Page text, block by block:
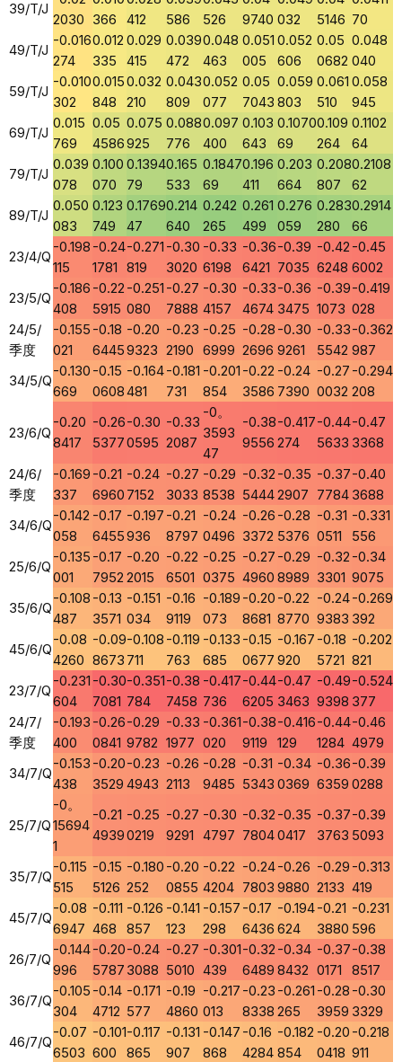
39/T/J
2030 366
412
586
526
9740 032
5146 70
49/T/J
-0.016
274
0.012
335
0.029
415
0.039
472
0.048
463
0.051
005
0.052
606
0.05
0682
0.048
040
59/T/J
-0.010
302
0.015
848
0.032
210
0.043
809
0.052
077
0.05
7043
0.059
803
0.061
510
0.058
945
69/T/J
0.015
769
0.05
4586
0.075
925
0.088
776
0.097
400
0.103
643
0.1070
69
0.109
264
0.1102
64
79/T/J
0.039
078
0.100
070
0.1394
79
0.165
533
0.1847
69
0.196
411
0.203
664
0.208
807
0.2108
62
89/T/J
0.050
083
0.123
749
0.1769
47
0.214
640
0.242
265
0.261
499
0.276
059
0.283
280
0.2914
66
23/4/Q
-0.198
115
-0.24
1781
-0.271
819
-0.30
3020
-0.33
6198
-0.36
6421
-0.39
7035
-0.42
6248
-0.45
6002
23/5/Q
-0.186
408
-0.22
5915
-0.251
080
-0.27
7888
-0.30
4157
-0.33
4674
-0.36
3475
-0.39
1073
-0.419
028
24/5/
季度
-0.155
021
-0.18
6445
-0.20
9323
-0.23
2190
-0.25
6999
-0.28
2696
-0.30
9261
-0.33
5542
-0.362
987
34/5/Q
-0.130
669
-0.15
0608
-0.164
481
-0.181
731
-0.201
854
-0.22
3586
-0.24
7390
-0.27
0032
-0.294
208
23/6/Q
-0.20
8417
-0.26
5377
-0.30
0595
-0.33
2087
-0。
3593
47
-0.38
9556
-0.417
274
-0.44
5633
-0.47
3368
24/6/
季度
-0.169
337
-0.21
6960
-0.24
7152
-0.27
3033
-0.29
8538
-0.32
5444
-0.35
2907
-0.37
7784
-0.40
3688
34/6/Q
-0.142
058
-0.17
6455
-0.197
936
-0.21
8797
-0.24
0496
-0.26
3372
-0.28
5376
-0.31
0511
-0.331
556
25/6/Q
-0.135
001
-0.17
7952
-0.20
2015
-0.22
6501
-0.25
0375
-0.27
4960
-0.29
8989
-0.32
3301
-0.34
9075
35/6/Q
-0.108
487
-0.13
3571
-0.151
034
-0.16
9119
-0.189
073
-0.20
8681
-0.22
8770
-0.24
9383
-0.269
392
45/6/Q
-0.08
4260
-0.09
8673
-0.108
711
-0.119
763
-0.133
685
-0.15
0677
-0.167
920
-0.18
5721
-0.202
821
23/7/Q
-0.231
604
-0.30
7081
-0.351
784
-0.38
7458
-0.417
736
-0.44
6205
-0.47
3463
-0.49
9398
-0.524
377
24/7/
季度
-0.193
400
-0.26
0841
-0.29
9782
-0.33
1977
-0.361
020
-0.38
9119
-0.416
129
-0.44
1284
-0.46
4979
34/7/Q
-0.153
438
-0.20
3529
-0.23
4943
-0.26
2113
-0.28
9485
-0.31
5343
-0.34
0369
-0.36
6359
-0.39
0288
25/7/Q
-0。
15694
1
-0.21
4939
-0.25
0219
-0.27
9291
-0.30
4797
-0.32
7804
-0.35
0417
-0.37
3763
-0.39
5093
35/7/Q
-0.115
515
-0.15
5126
-0.180
252
-0.20
0855
-0.22
4204
-0.24
7803
-0.26
9880
-0.29
2133
-0.313
419
45/7/Q
-0.08
6947
-0.111
468
-0.126
857
-0.141
123
-0.157
298
-0.17
6436
-0.194
624
-0.21
3880
-0.231
596
26/7/Q
-0.144
996
-0.20
5787
-0.24
3088
-0.27
5010
-0.301
439
-0.32
6489
-0.34
8432
-0.37
0171
-0.38
8517
36/7/Q
-0.105
304
-0.14
4712
-0.171
577
-0.19
4860
-0.217
013
-0.23
8338
-0.261
265
-0.28
3959
-0.30
3329
46/7/Q
-0.07
6503
-0.101
600
-0.117
865
-0.131
907
-0.147
868
-0.16
4284
-0.182
854
-0.20
0418
-0.218
911